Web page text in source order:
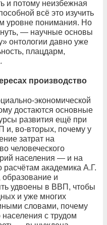
и потому неизбежная
всё это изучить
уровне понимания. Но
— научные основы
онтологии давно уже
плацдарм,
производство
экономической
достаются основные
развития ещё при
и, во‑вторых, почему у
затрат на
человеческого
населения — и на
расчётам академика А.Г.
образование и
удвоены в ВВП, чтобы
и уже многих
словами, почему
с трудом